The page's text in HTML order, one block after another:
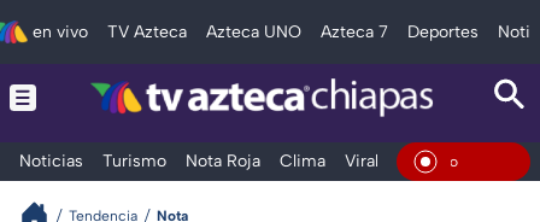
en vivo TV Azteca Azteca UNO Azteca 7 Deportes
Noticias Turismo Nota Roja Clima Viral y Tendencia En Vivo
Tendencia Nota